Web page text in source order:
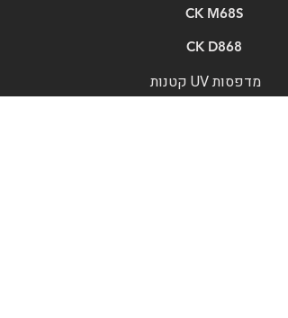
CK M68S
CK D868
מדפסות UV קטנות